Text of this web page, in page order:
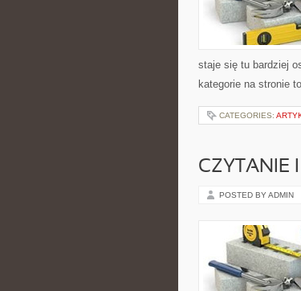
staje się tu bardziej
kategorie na stronie
CATEGORIES:
CZYTANIE
POSTED BY ADMIN